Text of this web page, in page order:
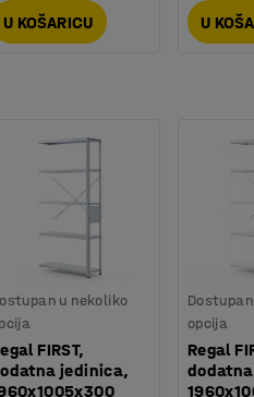
U KOŠARICU U
u nekoliko
FIRST,
jedinica,
opcija
Regal